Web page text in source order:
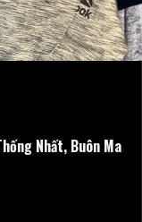
Nhất, Buôn Ma